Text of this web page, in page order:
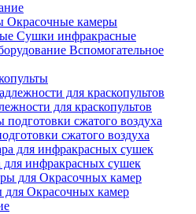
Окрасочные камеры
Сушки инфракрасные
Вспомогательное
для краскопультов
сжатого воздуха
для инфракрасных сушек
для Окрасочных камер